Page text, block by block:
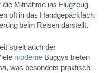
Mitnahme ins Flugzeug
oft in das Handgepäckfach,
beim Reisen darstellt.
spielt auch der
moderne Buggys bieten
, was besonders praktisch